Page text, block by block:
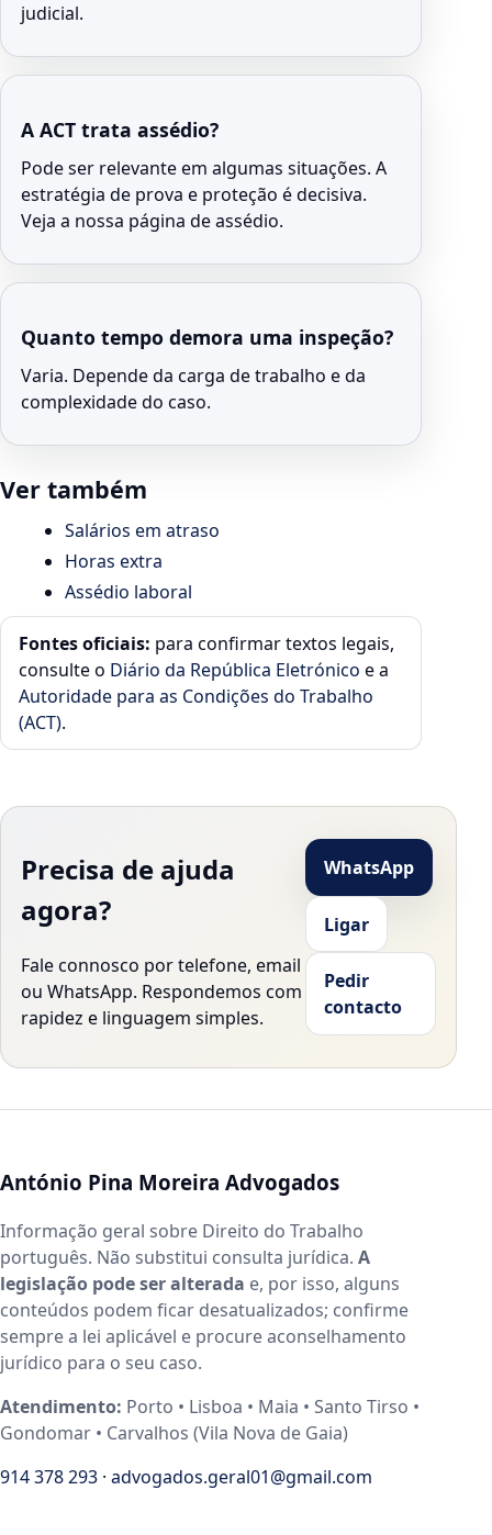
judicial.
A ACT trata assédio?
Pode ser relevante em algumas situações. A
estratégia de prova e proteção é decisiva.
Veja a nossa página de assédio.
Quanto tempo demora uma inspeção?
Varia. Depende da carga de trabalho e da
complexidade do caso.
Ver também
Salários em atraso
Horas extra
Assédio laboral
Fontes oficiais: para confirmar textos legais,
consulte o Diário da República Eletrónico e a
Autoridade para as Condições do Trabalho
(ACT).
Precisa de ajuda
agora?
Fale connosco por telefone, email
ou WhatsApp. Respondemos com
rapidez e linguagem simples.
WhatsApp
Ligar
Pedir
contacto
António Pina Moreira Advogados
Informação geral sobre Direito do Trabalho
português. Não substitui consulta jurídica. A
legislação pode ser alterada e, por isso, alguns
conteúdos podem ficar desatualizados; confirme
sempre a lei aplicável e procure aconselhamento
jurídico para o seu caso.
Atendimento: Porto • Lisboa • Maia • Santo Tirso •
Gondomar • Carvalhos (Vila Nova de Gaia)
914 378 293 · advogados.geral01@gmail.com